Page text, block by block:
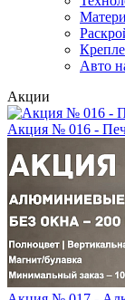
Авто
Акции
Акция № 016 -